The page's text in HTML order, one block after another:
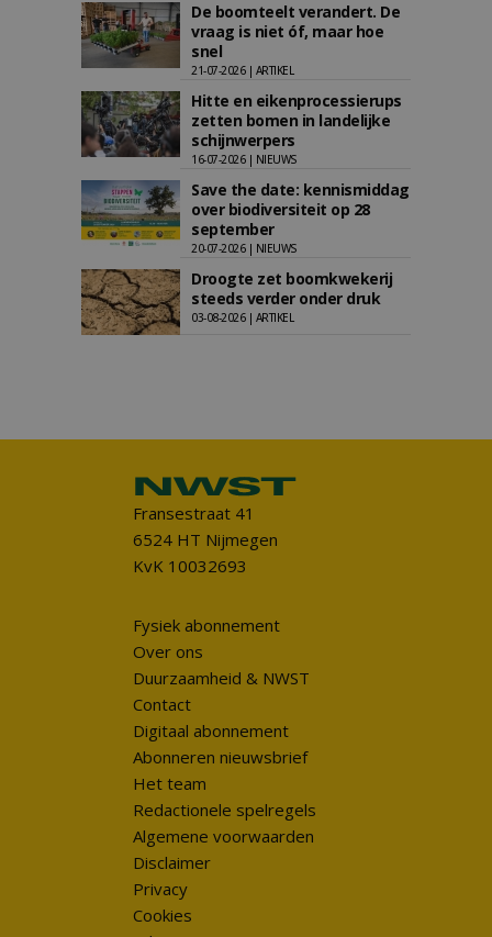
De boomteelt verandert. De
vraag is niet óf, maar hoe
snel
21-07-2026 | ARTIKEL
Hitte en eikenprocessierups
zetten bomen in landelijke
schijnwerpers
16-07-2026 | NIEUWS
Save the date: kennismiddag
over biodiversiteit op 28
september
20-07-2026 | NIEUWS
Droogte zet boomkwekerij
steeds verder onder druk
03-08-2026 | ARTIKEL
Fransestraat 41
6524 HT Nijmegen
KvK 10032693
Fysiek abonnement
Over ons
Duurzaamheid & NWST
Contact
Digitaal abonnement
Abonneren nieuwsbrief
Het team
Redactionele spelregels
Algemene voorwaarden
Disclaimer
Privacy
Cookies